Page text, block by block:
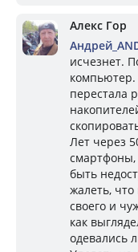
Алекс Гор
исчезнет.
компьютер.
перестала
Лет через
быть
жалеть,
своего и
как
одевались